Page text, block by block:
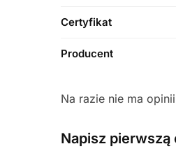
Certyfikat
Producent
Na razie nie ma
Napisz pierwszą